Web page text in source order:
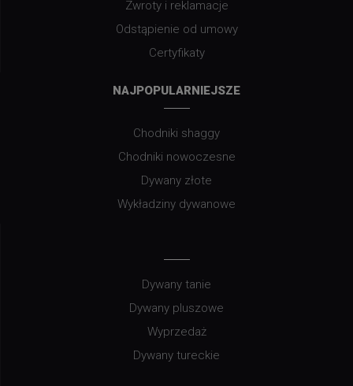
Zwroty i reklamacje
Odstąpienie od umowy
Certyfikaty
NAJPOPULARNIEJSZE
Chodniki shaggy
Chodniki nowoczesne
Dywany złote
Wykładziny dywanowe
Dywany tanie
Dywany pluszowe
Wyprzedaż
Dywany tureckie